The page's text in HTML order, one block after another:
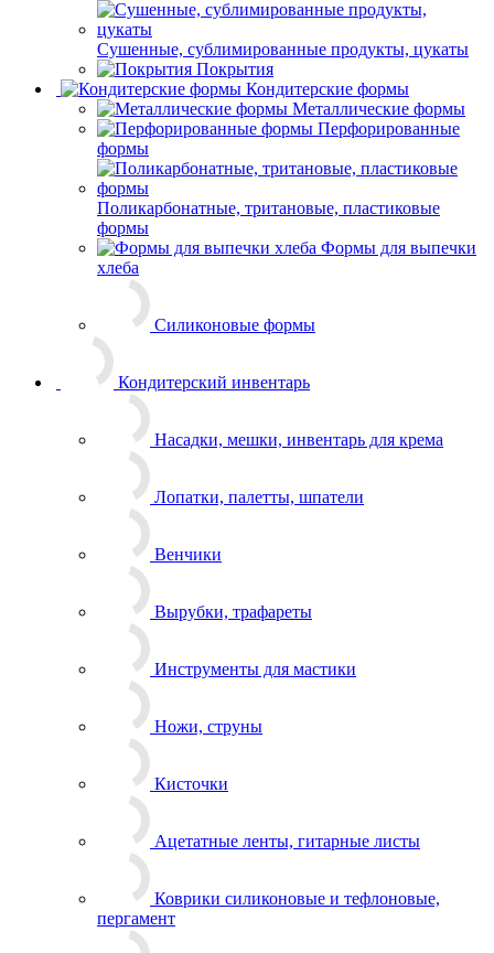
Сушенные, сублимированные продукты, цукаты
Покрытия
Кондитерские формы
Металлические формы
Перфорированные
формы
Поликарбонатные, тритановые, пластиковые
формы
Формы для выпечки
хлеба
мешки, инвентарь для крема
шпатели
Венчики
Вырубки, трафареты
Инструменты для мастики
Ножи, струны
Кисточки
Ацетатные ленты, гитарные листы
Коврики силиконовые и тефлоновые,
пергамент
Оборудование (термометры, весы,
таймеры, горелки)